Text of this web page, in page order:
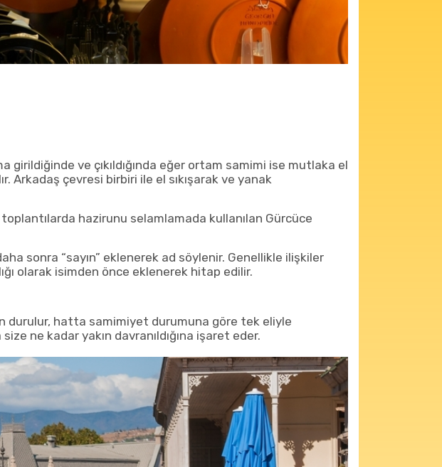
girildiğinde ve çıkıldığında eğer ortam samimi ise mutlaka el
Arkadaş çevresi birbiri ile el sıkışarak ve yanak
hazirunu selamlamada kullanılan Gürcüce
sonra “sayın” eklenerek ad söylenir. Genellikle ilişkiler
olarak isimden önce eklenerek hitap edilir.
durulur, hatta samimiyet durumuna göre tek eliyle
ne kadar yakın davranıldığına işaret eder.